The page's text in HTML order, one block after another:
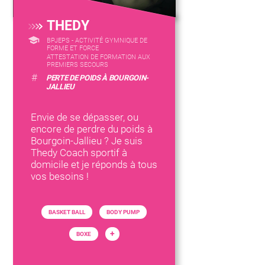
THEDY
BPJEPS - ACTIVITÉ GYMNIQUE DE
FORME ET FORCE
ATTESTATION DE FORMATION AUX
PREMIERS SECOURS
#
PERTE DE POIDS À BOURGOIN-
JALLIEU
Envie de se dépasser, ou
encore de perdre du poids à
Bourgoin-Jallieu ? Je suis
Thedy Coach sportif à
domicile et je réponds à tous
vos besoins !
BASKET BALL BODY PUMP
BOXE +